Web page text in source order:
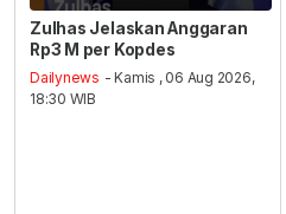
Zulhas Jelaskan Anggaran
Rp3 M per Kopdes
Dailynews - Kamis , 06 Aug 2026,
18:30 WIB